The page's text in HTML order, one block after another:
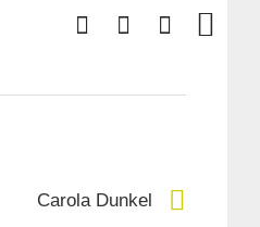
Carola Dunkel